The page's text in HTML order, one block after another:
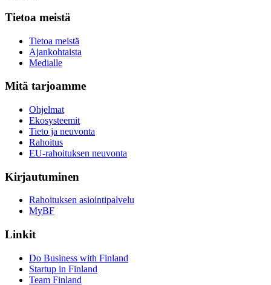
Tietoa meistä
Tietoa meistä
Ajankohtaista
Medialle
Mitä tarjoamme
Ohjelmat
Ekosysteemit
Tieto ja neuvonta
Rahoitus
EU-rahoituksen neuvonta
Kirjautuminen
Rahoituksen asiointipalvelu
MyBF
Linkit
Do Business with Finland
Startup in Finland
Team Finland